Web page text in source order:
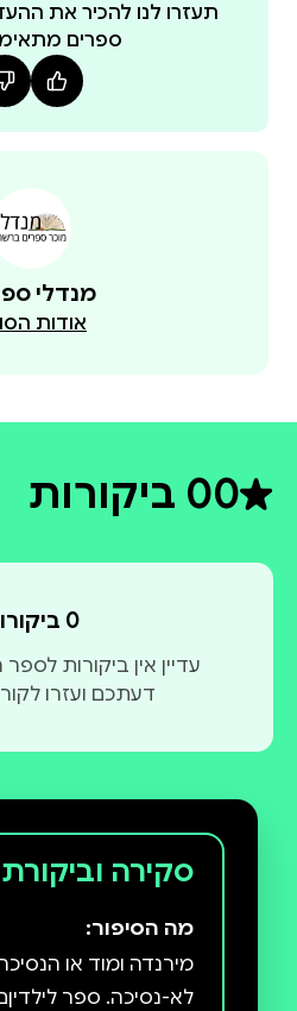
תעזרו לנו להכיר את
ספרים
מנדלי
אודות
0דירוג ממוצע 0 מתוך 5
0 ביקורות
0 ביקורות
עדיין אין ביקורות
דעתכם ועזרו
סקירה וביקורת
מה הסיפור:
מירנדה ומוד או